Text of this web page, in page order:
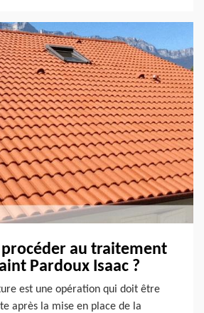
au traitement
Pardoux Isaac ?
est une opération qui doit être
après la mise en place de la